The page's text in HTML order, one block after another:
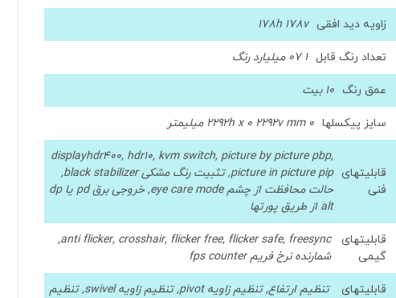
زاویه دید افقی 178h 178v
تعداد رنگ قابل 1 07 میلیارد رنگ
عمق رنگ 10 بیت
سایز پیکسلها 0 2292h x 0 2292v mm میلیمتر
قابلیتهای
فنی
displayhdr400, hdr10, kvm switch, picture by picture pbp,
picture in picture pip, تثبیت رنگ مشکی black stabilizer,
حالت محافظت از چشم eye care mode, خروجی برق pd یا dp
alt از طریق پورتها
قابلیتهای
گیمی
anti flicker, crosshair, flicker free, flicker safe, freesync,
شمارنده نرخ فریم fps counter
قابلیتهای
تنظیم ارتفاع, تنظیم زاویه pivot, تنظیم زاویه swivel, تنظیم